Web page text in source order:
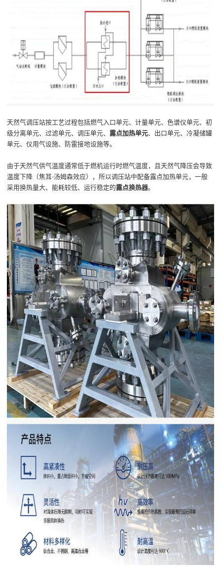
天然气调压站按工艺过程包括燃气入口单元、计量单元、色谱仪单元、初
级分离单元、过滤单元、调压单元、 露点加热单元、 出口单元、冷凝储罐
单元、仪用气设施、防雷接地设施等。
由于天然气供气温度通常低于燃机运行时燃气温度，且天然气降压会导致
温度下降（焦耳-汤姆森效应），所以调压站中配备露点加热单元，一般
采用换热量大、能耗较低、运行稳定的露点换热器。